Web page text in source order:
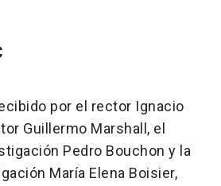
por el rector Ignacio
Guillermo Marshall, el
Pedro Bouchon y la
María Elena Boisier,